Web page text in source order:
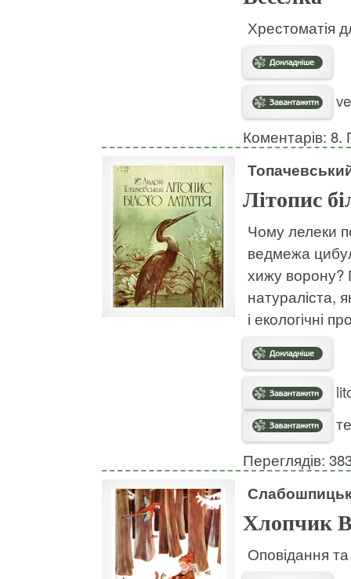
Хрестоматія
Коментарів: 8.
Літопис
Чому лелеки
ведмежа
хижу ворону?
натураліста,
і екологічні
Переглядів:
Хлопчик
Оповідання